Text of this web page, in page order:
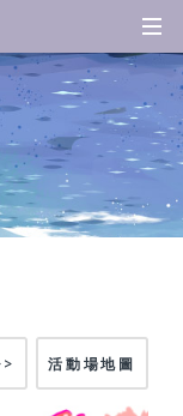
活動場地圖